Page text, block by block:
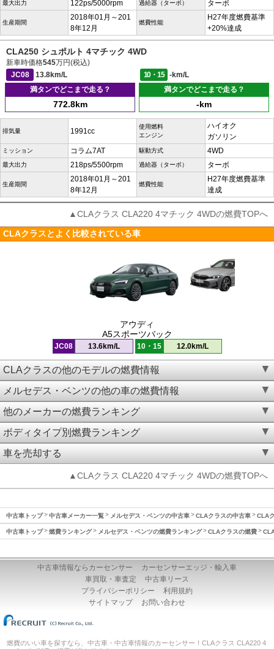
最大出力 122ps/5000rpm 過給器（ターボ） ターボ
生産期間
2018年01月～201
8年12月
燃費性能
H27年度燃費基準
+20%達成
CLA250 シュポルト 4マチック 4WD
新車時価格545万円(税込)
JC08
13.8km/L 10・15
-km/L
満タンでどこまで走る？
772.8km
満タンでどこまで走る？
-km
排気量 1991cc
使用燃料
エンジン
ハイオク
ガソリン
ミッション コラム7AT 駆動方式 4WD
最大出力 218ps/5500rpm 過給器（ターボ） ターボ
生産期間
2018年01月～201
8年12月
燃費性能
H27年度燃費基準
達成
▲CLAクラス CLA220 4マチック 4WDの燃費TOPへ
CLAクラスとよく比較されている車
アウディ
A5スポーツバック
JC08 13.6km/L 10・15 12.0km/L
CLAクラスの他のモデルの燃費情報
メルセデス・ベンツの他の車の燃費情報
他のメーカーの燃費ランキング
ボディタイプ別燃費ランキング
車を売却する
▲CLAクラス CLA220 4マチック 4WDの燃費TOPへ
中古車トップ 中古車メーカー一覧 メルセデス・ベンツの中古車 CLAクラスの中古車 CLA
中古車トップ 燃費ランキング メルセデス・ベンツの燃費ランキング CLAクラスの燃費
中古車情報ならカーセンサー
カーセンサーエッジ・輸入車
車買取・車査定
中古車リース
プライバシーポリシー
利用規約
サイトマップ
お問い合わせ
燃費のいい車を探すなら、中古車・中古車情報のカーセンサー！CLAクラス CLA220 4